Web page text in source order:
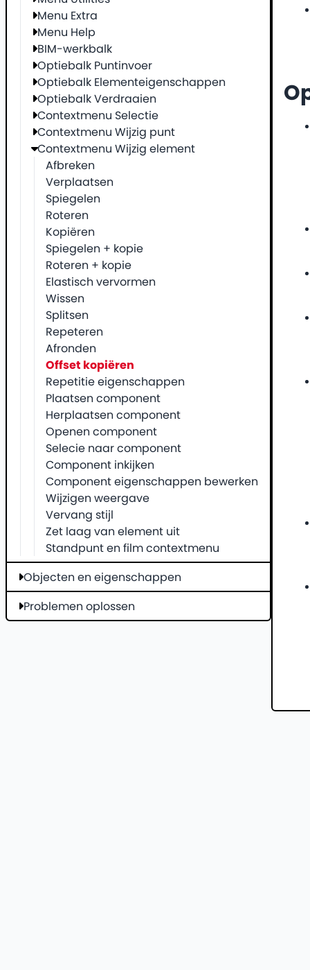
Menu Extra
Menu Help
BIM-werkbalk
Optiebalk Puntinvoer
Optiebalk Elementeigenschappen
Optiebalk Verdraaien
Contextmenu Selectie
Contextmenu Wijzig punt
Contextmenu Wijzig element
Afbreken
Verplaatsen
Spiegelen
Roteren
Kopiëren
Spiegelen + kopie
Roteren + kopie
Elastisch vervormen
Wissen
Splitsen
Repeteren
Afronden
Offset kopiëren
Repetitie eigenschappen
Plaatsen component
Herplaatsen component
Openen component
Selecie naar component
Component inkijken
Component eigenschappen bewerken
Wijzigen weergave
Vervang stijl
Zet laag van element uit
Standpunt en film contextmenu
Objecten en eigenschappen
Problemen oplossen